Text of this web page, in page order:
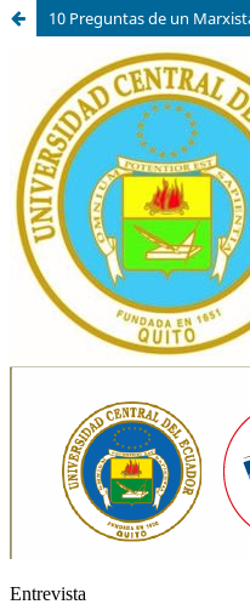
10 Preguntas de un